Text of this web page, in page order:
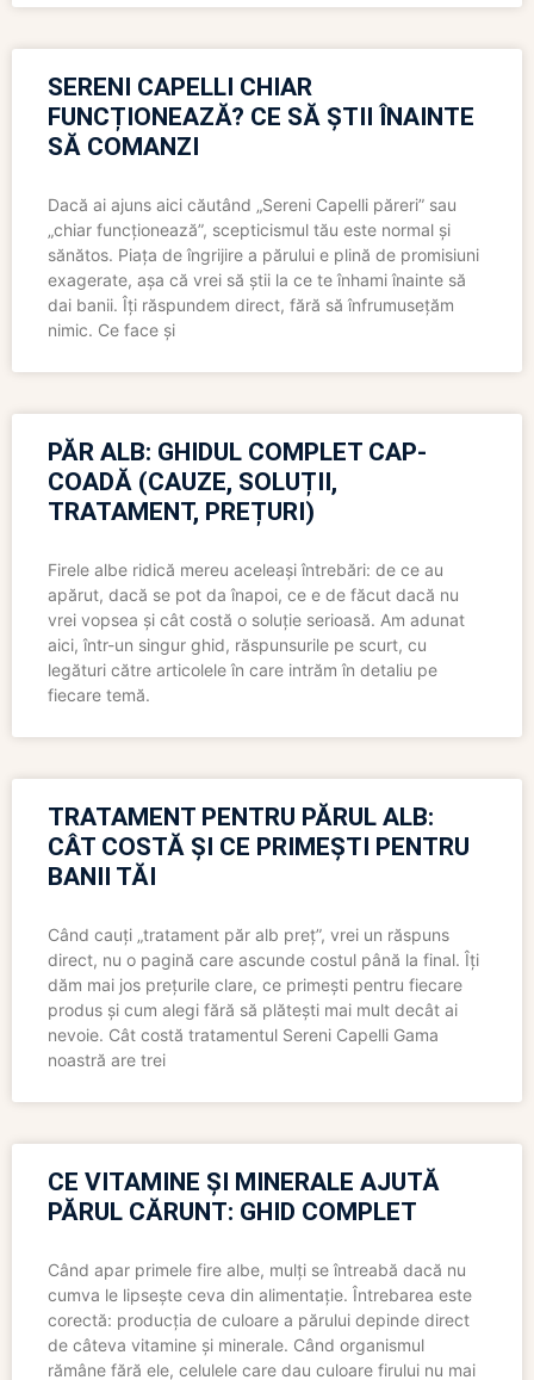
SERENI CAPELLI CHIAR
FUNCȚIONEAZĂ? CE SĂ ȘTII ÎNAINTE
SĂ COMANZI
Dacă ai ajuns aici căutând „Sereni Capelli păreri” sau
„chiar funcționează”, scepticismul tău este normal și
sănătos. Piața de îngrijire a părului e plină de promisiuni
exagerate, așa că vrei să știi la ce te înhami înainte să
dai banii. Îți răspundem direct, fără să înfrumusețăm
nimic. Ce face și
PĂR ALB: GHIDUL COMPLET CAP-
COADĂ (CAUZE, SOLUȚII,
TRATAMENT, PREȚURI)
Firele albe ridică mereu aceleași întrebări: de ce au
apărut, dacă se pot da înapoi, ce e de făcut dacă nu
vrei vopsea și cât costă o soluție serioasă. Am adunat
aici, într-un singur ghid, răspunsurile pe scurt, cu
legături către articolele în care intrăm în detaliu pe
fiecare temă.
TRATAMENT PENTRU PĂRUL ALB:
CÂT COSTĂ ȘI CE PRIMEȘTI PENTRU
BANII TĂI
Când cauți „tratament păr alb preț”, vrei un răspuns
direct, nu o pagină care ascunde costul până la final. Îți
dăm mai jos prețurile clare, ce primești pentru fiecare
produs și cum alegi fără să plătești mai mult decât ai
nevoie. Cât costă tratamentul Sereni Capelli Gama
noastră are trei
CE VITAMINE ȘI MINERALE AJUTĂ
PĂRUL CĂRUNT: GHID COMPLET
Când apar primele fire albe, mulți se întreabă dacă nu
cumva le lipsește ceva din alimentație. Întrebarea este
corectă: producția de culoare a părului depinde direct
de câteva vitamine și minerale. Când organismul
rămâne fără ele, celulele care dau culoare firului nu mai